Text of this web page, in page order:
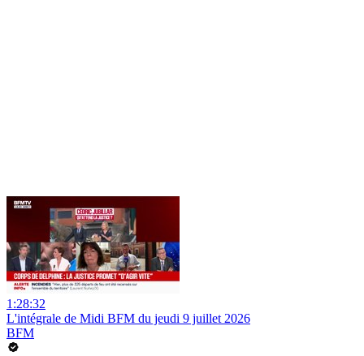
1:28:32
L'intégrale de Midi BFM du jeudi 9 juillet 2026
BFM